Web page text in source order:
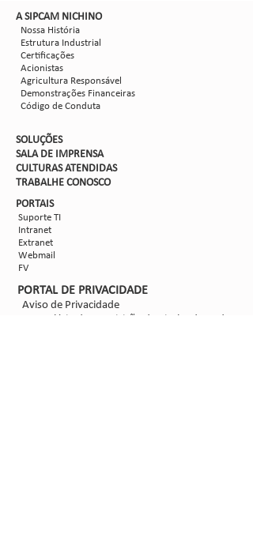
​A SIPCAM NICHINO
Nossa História
Estrutura Industrial
Certificações
Acionistas
Agricultura Responsável
Demonstrações Financeiras
Código de Conduta
SOLUÇÕES
SALA DE IMPRENSA
CULTURAS ATENDIDAS
TRABALHE CONOSCO
PORTAIS
Suporte TI
Intranet
Extranet
Webmail
FV
PORTAL DE PRIVACIDADE
Aviso de Privacidade